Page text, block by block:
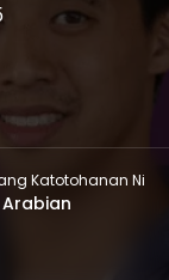
Katotohanan Ni